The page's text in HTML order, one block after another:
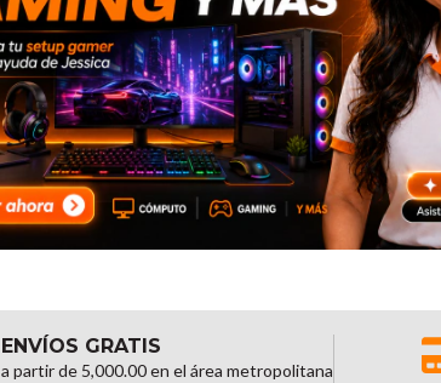
ENVÍOS GRATIS
a partir de 5,000.00 en el área metropolitana